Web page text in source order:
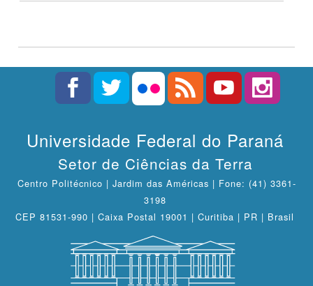
Universidade Federal do Paraná
Setor de Ciências da Terra
Centro Politécnico | Jardim das Américas | Fone: (41) 3361-
3198
CEP 81531-990 | Caixa Postal 19001 | Curitiba | PR | Brasil